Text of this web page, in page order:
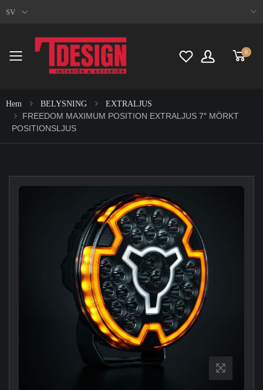
SV
Toggle mobile menu
0
Hem BELYSNING EXTRALJUS
FREEDOM MAXIMUM POSITION EXTRALJUS 7″ MÖRKT
POSITIONSLJUS